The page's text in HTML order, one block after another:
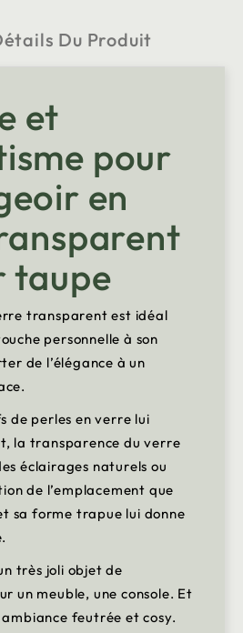
Du Produit
et
pour
en
taupe
transparent est idéal
personnelle à son
de l’élégance à un
de perles en verre lui
la transparence du verre
éclairages naturels ou
de l’emplacement que
sa forme trapue lui donne
très joli objet de
un meuble, une console. Et
feutrée et cosy.